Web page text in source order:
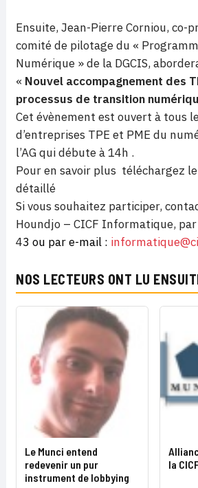
Ensuite, Jean-Pierre Corniou, co-
comité de pilotage du «
Numérique » de la DGCIS,
« Nouvel accompagnement des
processus de transition
Cet évènement est ouvert à tous
d’entreprises TPE et PME du
l’AG qui débute à 14h .
Pour en savoir plus téléchargez
détaillé
Si vous souhaitez participer,
Houndjo – CICF Informatique,
43 ou par e-mail :
NOS LECTEURS ONT LU
Le Munci entend
redevenir un pur
instrument de lobbying
la